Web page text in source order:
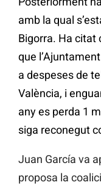
amb la qual
Bigorra. Ha citat
que
a despeses de
València, i
any es perda 1
siga reconegut
Juan García va
proposa la